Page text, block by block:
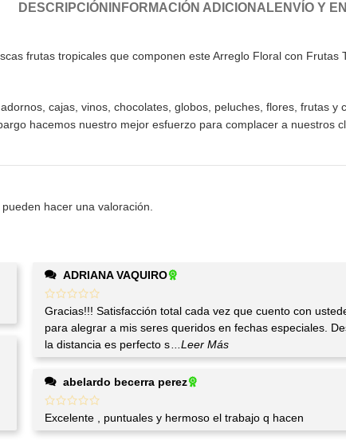
DESCRIPCIÓN INFORMACIÓN ADICIONALENVÍO Y
frutas tropicales que componen este Arreglo Floral con
cajas, vinos, chocolates, globos, peluches, flores, frutas
hacemos nuestro mejor esfuerzo para complacer a nuestros
ADRIANA VAQUIRO
Gracias!!! Satisfacción total cada vez que cuento con
para alegrar a mis seres queridos en fechas especiales.
la distancia es perfecto s
...Leer Más
abelardo becerra perez
Excelente , puntuales y hermoso el trabajo q hacen
hacer una valoración.